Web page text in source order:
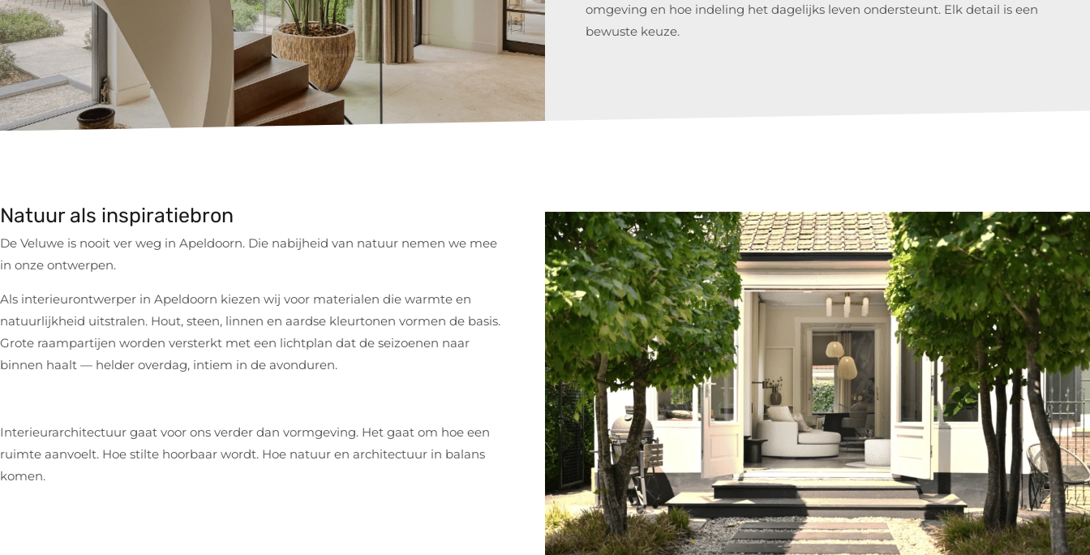
omgeving en hoe indeling het dagelijks leven ondersteunt. Elk detail is een
bewuste keuze.
Natuur als inspiratiebron
De Veluwe is nooit ver weg in Apeldoorn. Die nabijheid van natuur nemen we mee
in onze ontwerpen.
Als interieurontwerper in Apeldoorn kiezen wij voor materialen die warmte en
natuurlijkheid uitstralen. Hout, steen, linnen en aardse kleurtonen vormen de basis.
Grote raampartijen worden versterkt met een lichtplan dat de seizoenen naar
binnen haalt — helder overdag, intiem in de avonduren.
Interieurarchitectuur gaat voor ons verder dan vormgeving. Het gaat om hoe een
ruimte aanvoelt. Hoe stilte hoorbaar wordt. Hoe natuur en architectuur in balans
komen.